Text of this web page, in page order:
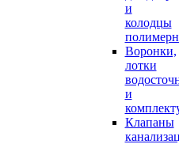
и
колодцы
Воронки,
лотки
и
Клапаны